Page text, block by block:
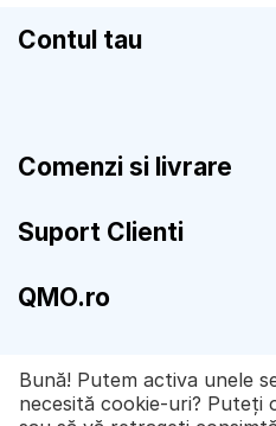
Contul tau
Comenzi si livrare
Suport Clienti
QMO.ro
J2020006724401
Bună! Putem activa unele
necesită cookie-uri? Puteți